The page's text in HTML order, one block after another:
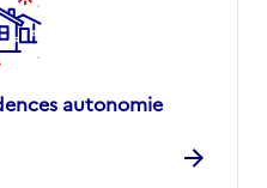
autonomie